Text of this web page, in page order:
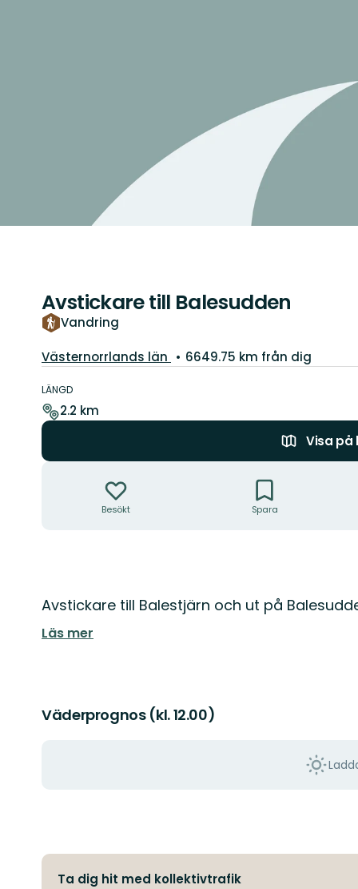
Avstickare till Balesudden
Vandring
Län:
Västernorrlands län 6649.75 km från dig
om
leden
LÄNGD
2.2 km
Visa på
Besökt Spara
Beskrivning
Avstickare till Balestjärn och ut på
Läs mer
Väderprognos (kl. 12.00)
Ta dig hit med kollektivtrafik